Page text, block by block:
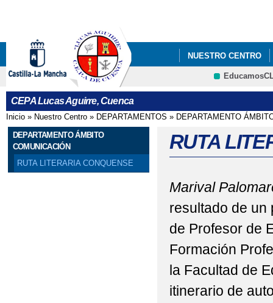
NUESTRO CENTRO
AULA MENTOR
CEPA Lucas Aguirre, Cuenca
Se encuentra usted aquí
Inicio » Nuestro Centro » DEPARTAMENTOS » DEPARTAMENTO
DEPARTAMENTO ÁMBITO
COMUNICACIÓN
RUTA LITERARIA CONQUENSE
RUTA
Marival
resultado de un
de Profesor de
Formación
la Facultad de
itinerario de